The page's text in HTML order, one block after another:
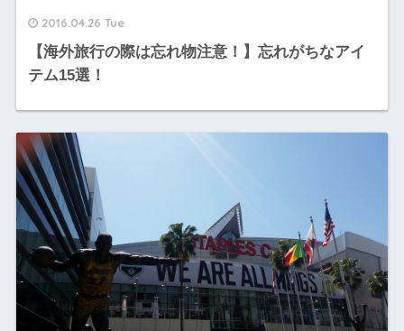
2016.04.26 Tue
【海外旅行の際は忘れ物注意！】忘れがちなアイ
テム15選！